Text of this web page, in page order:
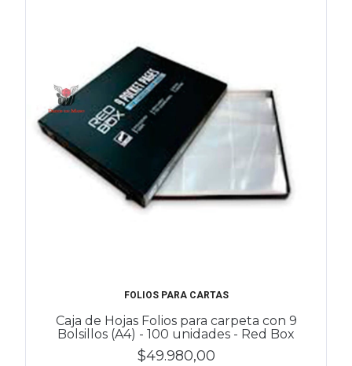
FOLIOS PARA CARTAS
Caja de Hojas Folios para carpeta con 9
Bolsillos (A4) - 100 unidades - Red Box
$49.980,00